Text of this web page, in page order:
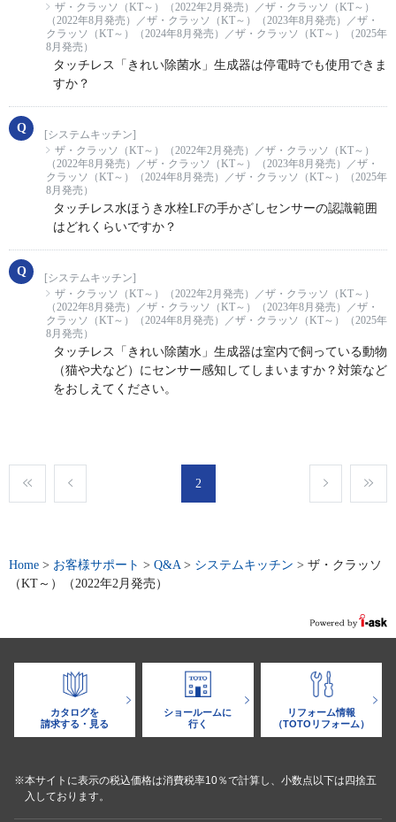
ザ・クラッソ（KT～）（2022年2月発売）／ザ・クラッソ（KT～）
（2022年8月発売）／ザ・クラッソ（KT～）（2023年8月発売）／ザ・
クラッソ（KT～）（2024年8月発売）／ザ・クラッソ（KT～）（2025年
8月発売）
タッチレス「きれい除菌水」生成器は停電時でも使用できま
すか？
[システムキッチン]
ザ・クラッソ（KT～）（2022年2月発売）／ザ・クラッソ（KT～）
（2022年8月発売）／ザ・クラッソ（KT～）（2023年8月発売）／ザ・
クラッソ（KT～）（2024年8月発売）／ザ・クラッソ（KT～）（2025年
8月発売）
タッチレス水ほうき水栓LFの手かざしセンサーの認識範囲
はどれくらいですか？
[システムキッチン]
ザ・クラッソ（KT～）（2022年2月発売）／ザ・クラッソ（KT～）
（2022年8月発売）／ザ・クラッソ（KT～）（2023年8月発売）／ザ・
クラッソ（KT～）（2024年8月発売）／ザ・クラッソ（KT～）（2025年
8月発売）
タッチレス「きれい除菌水」生成器は室内で飼っている動物
（猫や犬など）にセンサー感知してしまいますか？対策など
をおしえてください。
2
Home > お客様サポート > Q&A> システムキッチン > ザ・クラッソ
（KT～）（2022年2月発売）
カタログを
請求する・見る
ショールームに
行く
リフォーム情報
（TOTOリフォーム）
※本サイトに表示の税込価格は消費税率10％で計算し、小数点以下は四捨五
入しております。